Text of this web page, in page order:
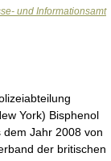
und Informationsamt
York) Bisphenol
dem Jahr 2008 von
der britischen